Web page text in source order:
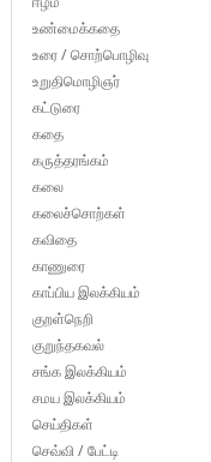
உண்மைக்கதை
உரை / சொற்பொழிவு
உறுதிமொழிஞர்
கட்டுரை
கதை
கருத்தரங்கம்
கலை
கலைச்சொற்கள்
கவிதை
காணுரை
காப்பிய இலக்கியம்
குறள்நெறி
குறுந்தகவல்
சங்க இலக்கியம்
சமய இலக்கியம்
செய்திகள்
செவ்வி / பேட்டி